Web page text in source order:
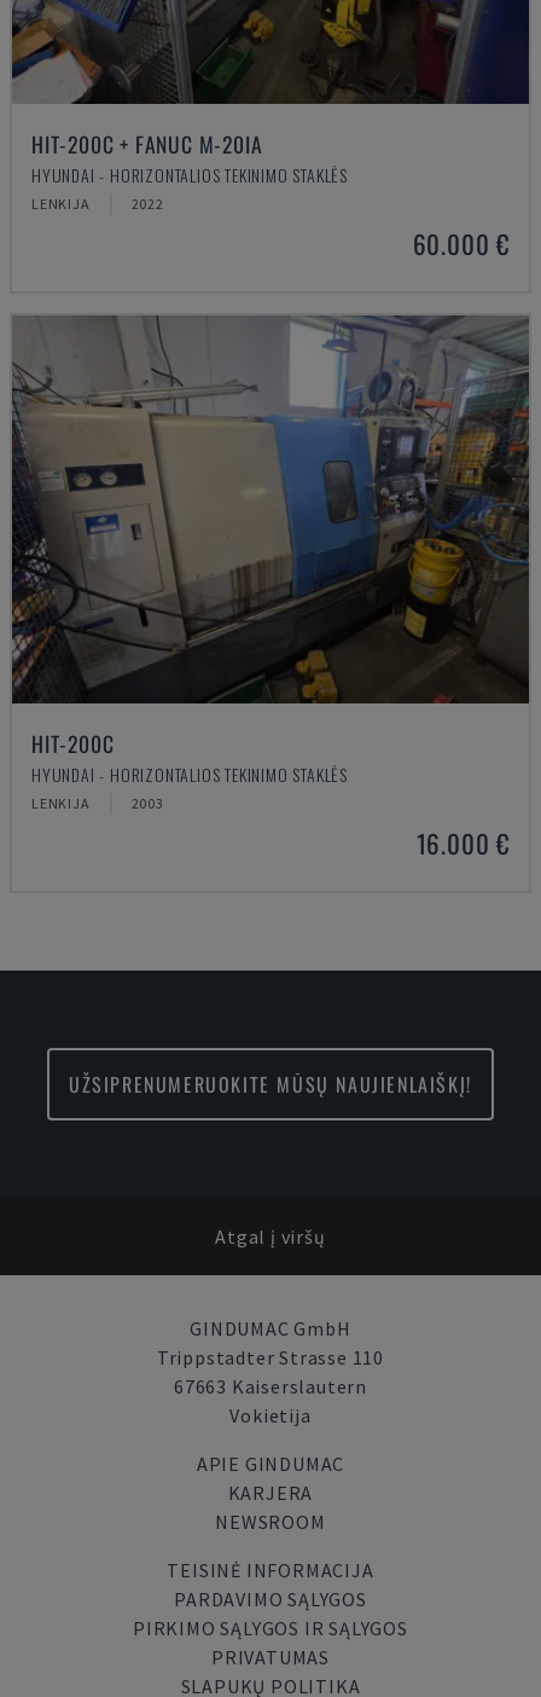
HIT-200C + FANUC M-20IA
HYUNDAI - HORIZONTALIOS TEKINIMO STAKLĖS
LENKIJA 2022
60.000 €
HIT-200C
HYUNDAI - HORIZONTALIOS TEKINIMO STAKLĖS
LENKIJA 2003
16.000 €
UŽSIPRENUMERUOKITE MŪSŲ NAUJIENLAIŠKĮ!
Atgal į viršų
GINDUMAC GmbH
Trippstadter Strasse 110
67663 Kaiserslautern
Vokietija
APIE GINDUMAC
KARJERA
NEWSROOM
TEISINĖ INFORMACIJA
PARDAVIMO SĄLYGOS
PIRKIMO SĄLYGOS IR SĄLYGOS
PRIVATUMAS
SLAPUKŲ POLITIKA